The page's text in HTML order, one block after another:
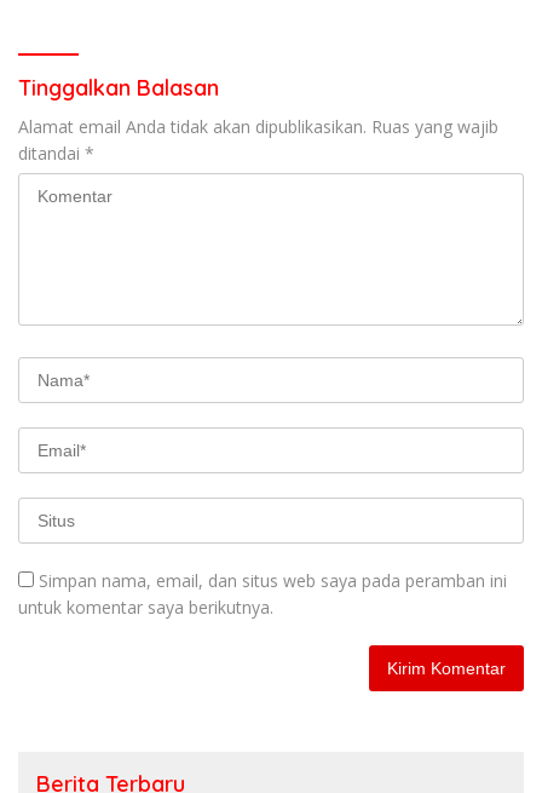
Tinggalkan Balasan
Alamat email Anda tidak akan dipublikasikan. Ruas yang wajib
ditandai *
Simpan nama, email, dan situs web saya pada peramban ini
untuk komentar saya berikutnya.
Berita Terbaru